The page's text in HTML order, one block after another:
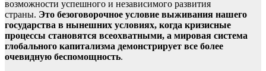
возможности успешного и независимого развития
страны. Это безоговорочное условие выживания нашего
государства в нынешних условиях, когда кризисные
процессы становятся всеохватными, а мировая система
глобального капитализма демонстрирует все более
очевидную беспомощность.